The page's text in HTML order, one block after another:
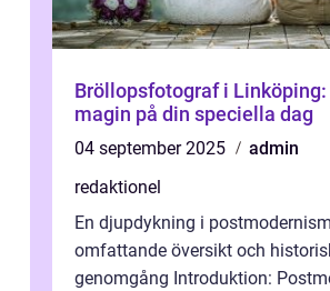
Bröllopsfotograf i Linköping:
magin på din speciella dag
04 september 2025
admin
redaktionel
En djupdykning i
omfattande översikt och
genomgång Introduktion: